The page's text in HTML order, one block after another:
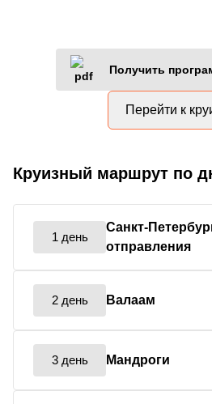
Получить
Перейти к
Круизный маршрут по
1 день
Санкт-
отправления
2 день Валаам
3 день Мандроги